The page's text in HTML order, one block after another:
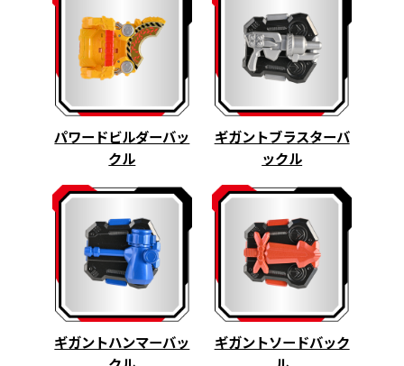
パワードビルダーバッ
クル
ギガントブラスターバ
ックル
ギガントハンマーバッ
ギガントソードバック